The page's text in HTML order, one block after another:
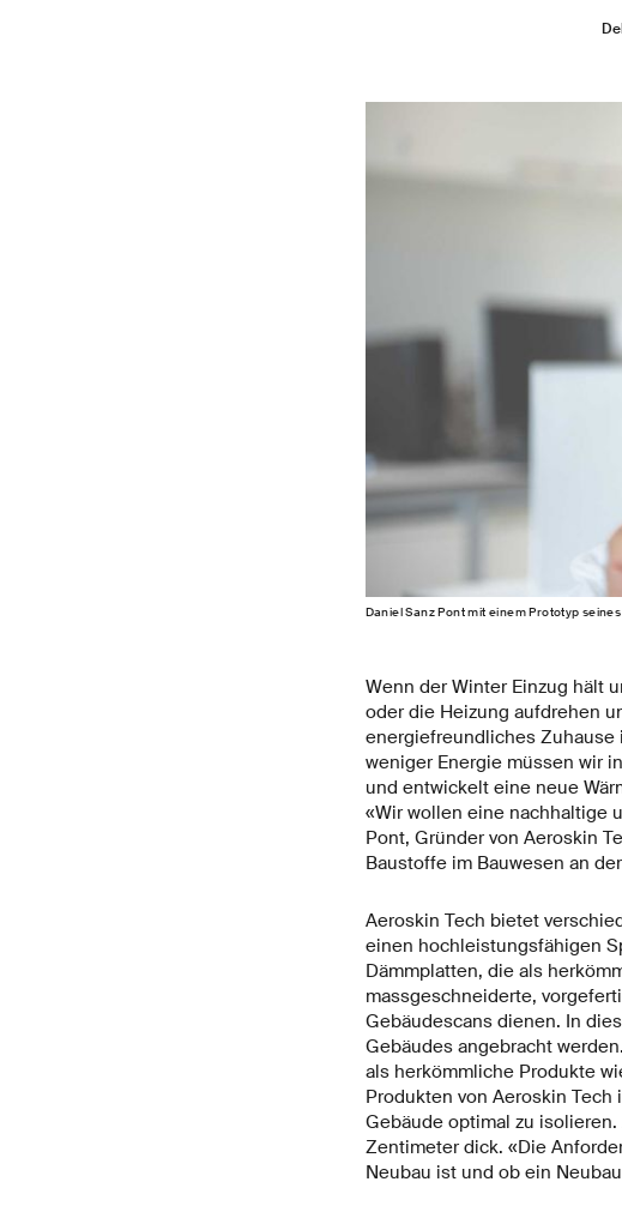
Daniel Sanz Pont mit einem Prototyp
Wenn der Winter Einzug hält
oder die Heizung aufdrehen
energiefreundliches Zuhause
weniger Energie müssen wir
und entwickelt eine neue
«Wir wollen eine nachhaltige
Pont, Gründer von Aeroskin
Baustoffe im Bauwesen an
Aeroskin Tech bietet
einen hochleistungsfähigen
Dämmplatten, die als
massgeschneiderte,
Gebäudescans dienen. In
Gebäudes angebracht
als herkömmliche Produkte
Produkten von Aeroskin
Gebäude optimal zu
Zentimeter dick. «Die
Neubau ist und ob ein